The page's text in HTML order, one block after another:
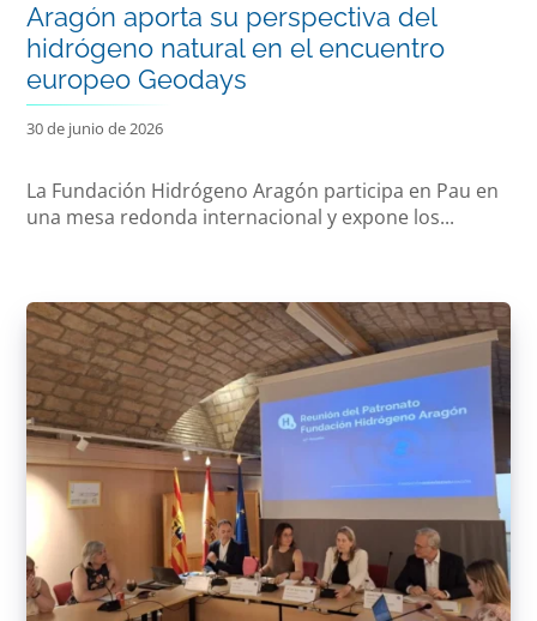
Aragón aporta su perspectiva del
hidrógeno natural en el encuentro
europeo Geodays
30 de junio de 2026
La Fundación Hidrógeno Aragón participa en Pau en
una mesa redonda internacional y expone los...